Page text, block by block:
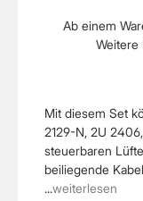
Mit diesem Set
2129-N, 2U
steuerbaren
beiliegende
...weiterlesen
Ab einem
Weitere